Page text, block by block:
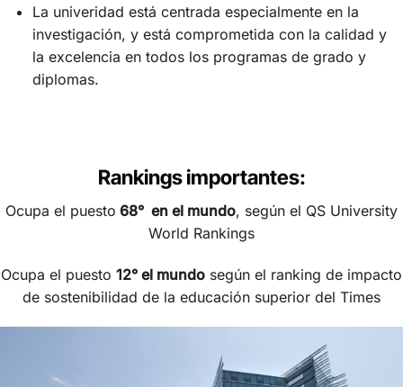
La univeridad está centrada especialmente en la
investigación, y está comprometida con la calidad y
la excelencia en todos los programas de grado y
diplomas.
Rankings importantes:
Ocupa el puesto 68° en el mundo, según el QS University
World Rankings
Ocupa el puesto 12° el mundo según el ranking de impacto
de sostenibilidad de la educación superior del Times